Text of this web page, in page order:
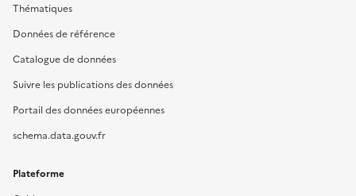
Thématiques
Données de référence
Catalogue de données
Suivre les publications des données
Portail des données européennes
schema.data.gouv.fr
Plateforme